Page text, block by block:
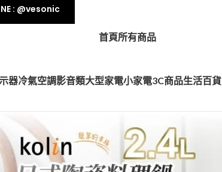
首頁所有商品
器冷氣空調影音類大型家電小家電3C商品生活百貨
: @vesonic